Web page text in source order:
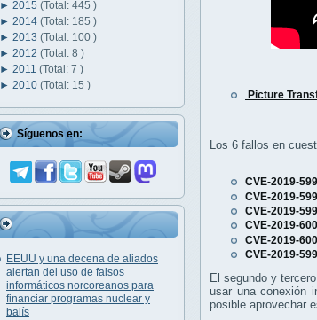
► 2015 (Total: 445 )
► 2014 (Total: 185 )
► 2013 (Total: 100 )
► 2012 (Total: 8 )
► 2011 (Total: 7 )
► 2010 (Total: 15 )
Síguenos en:
EEUU y una decena de aliados
alertan del uso de falsos
informáticos norcoreanos para
financiar programas nuclear y
balís
Picture
Los 6 fallos en
CVE-2019-
CVE-2019-
CVE-2019-
CVE-2019-
CVE-2019-
CVE-2019-
El segundo y
usar una conexión
posible aprovechar